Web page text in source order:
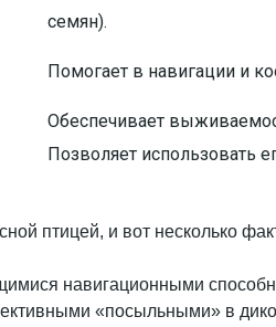
семян).
Помогает в навигации и
Обеспечивает
Позволяет использовать
птицей, и вот несколько
навигационными
«посыльными» в